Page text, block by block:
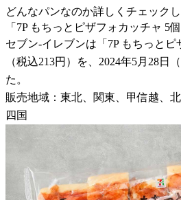
どんなパンなのか詳しくチェックし
「7P もちっとピザフォカッチャ 5個
セブン-イレブンは「7P もちっとピ
（税込213円）を、2024年5月28日
た。
販売地域：東北、関東、甲信越、
四国